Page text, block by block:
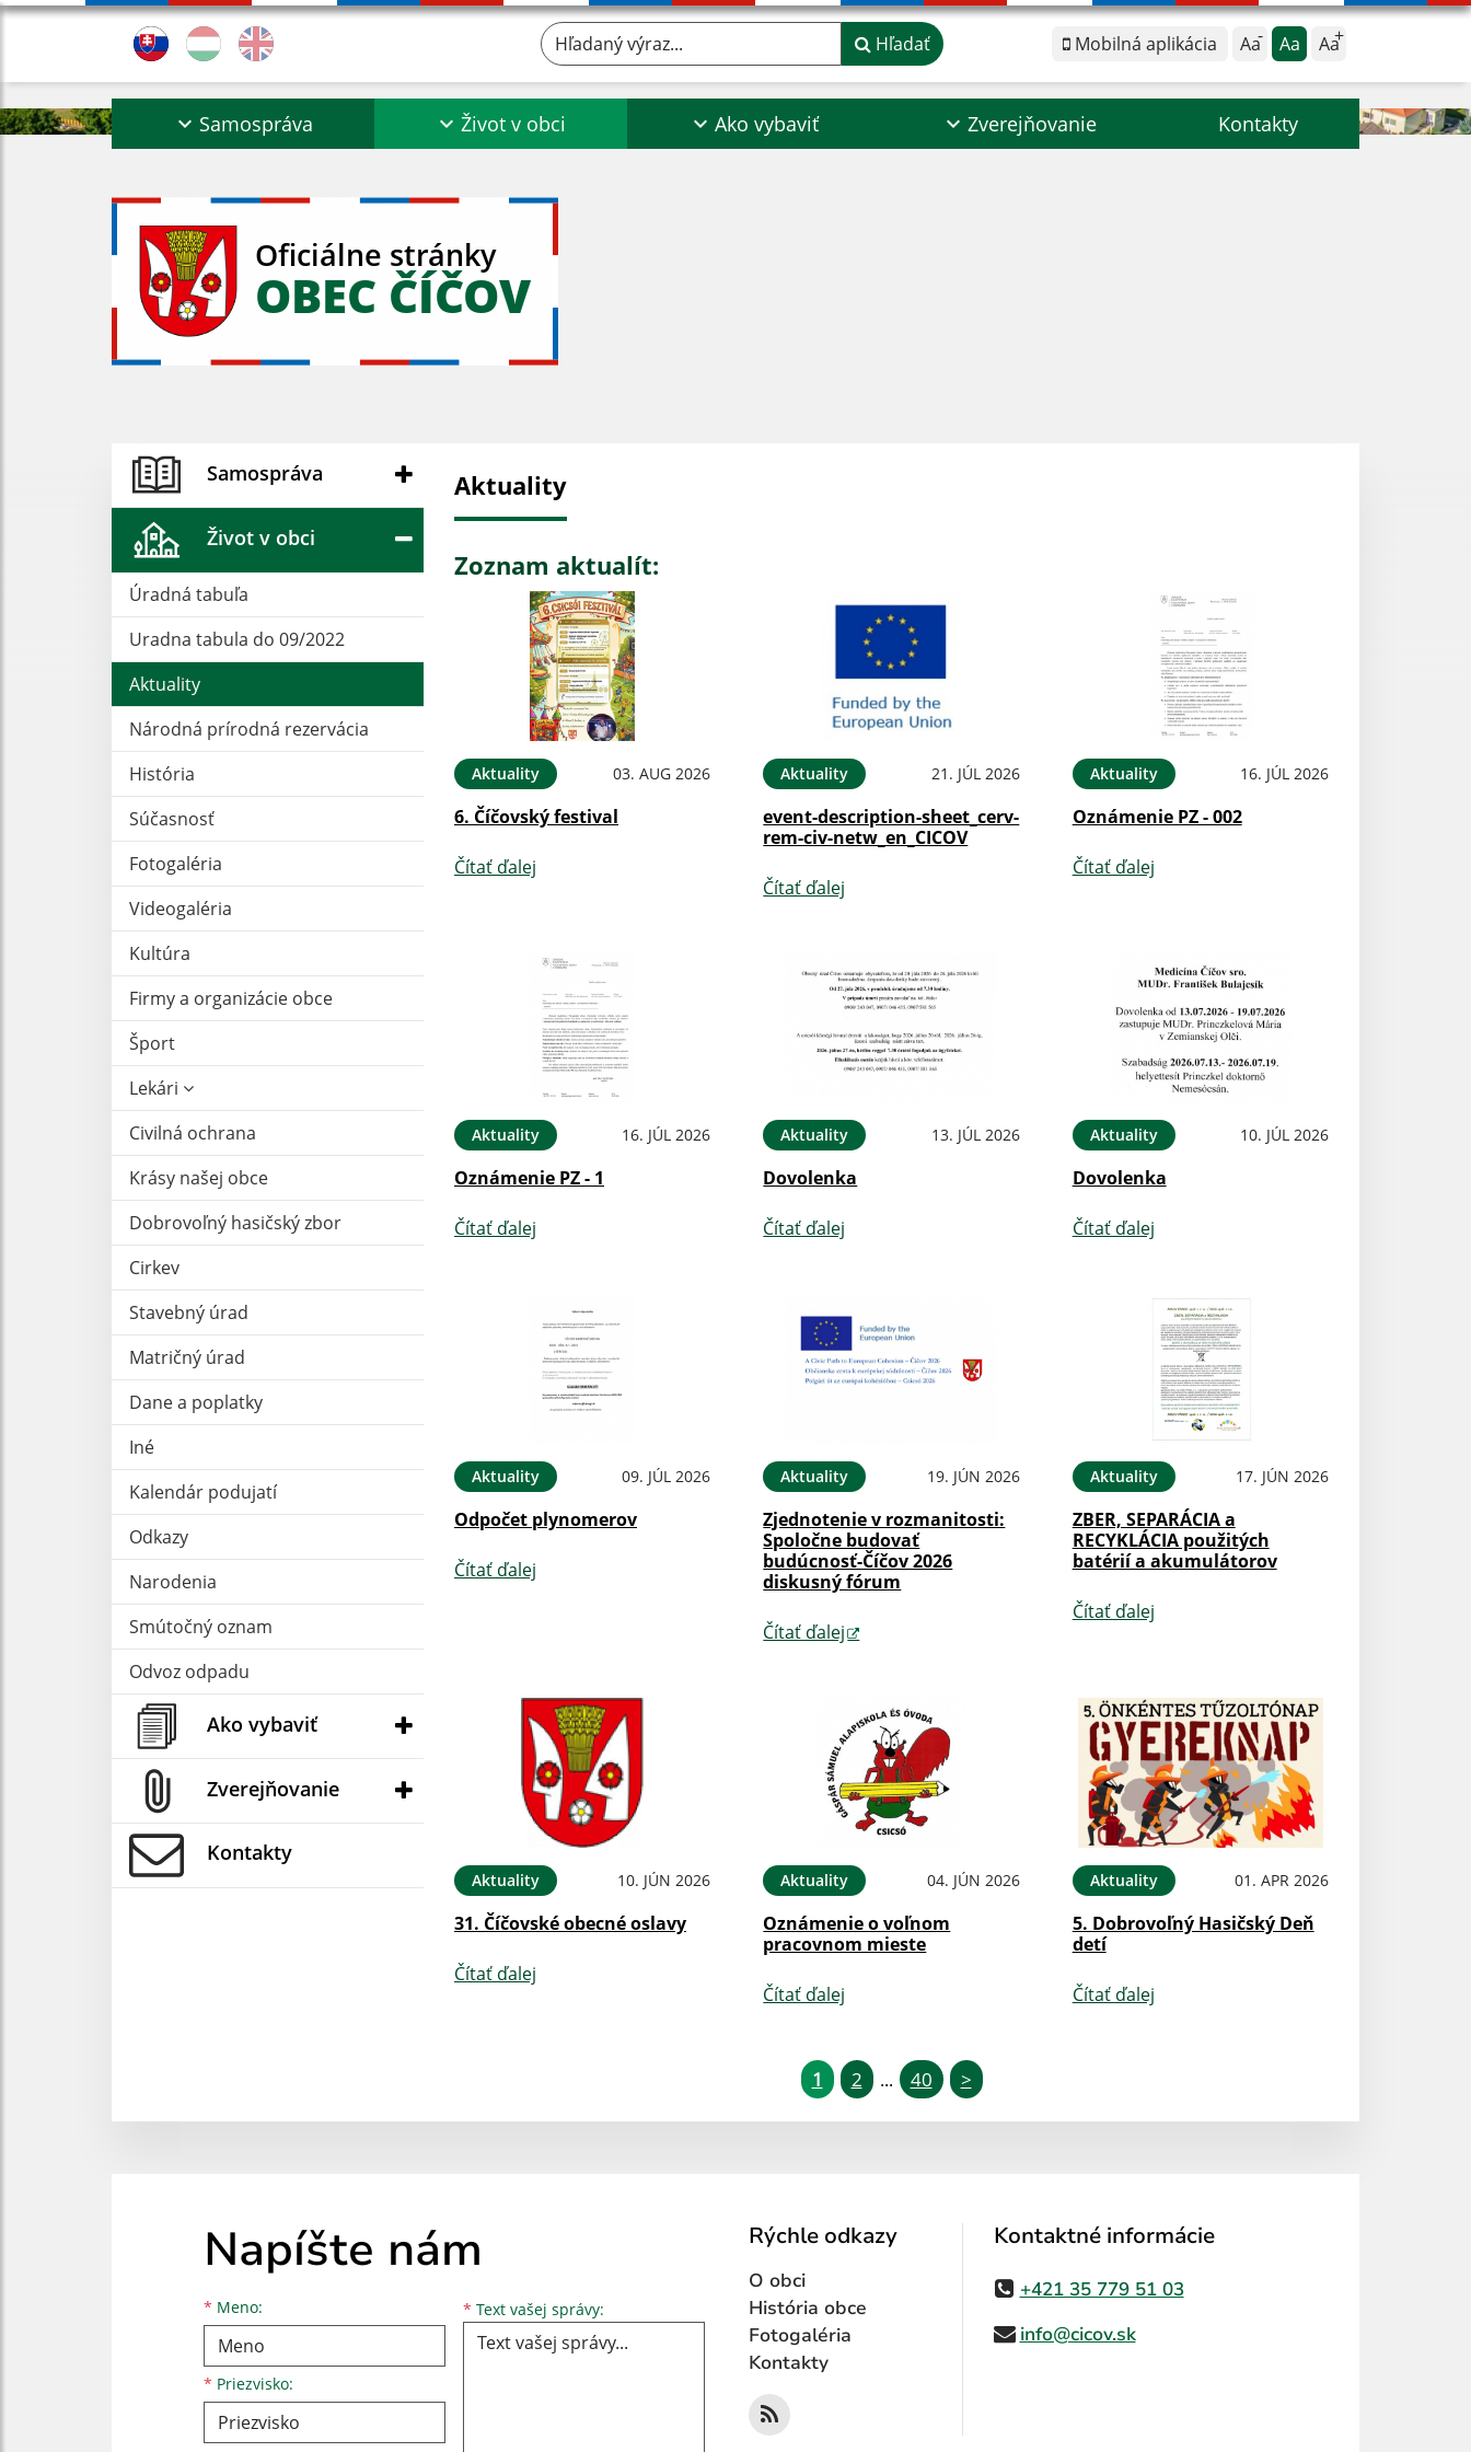
Mobilná aplikácia Aa Aa Aa
Hľadaný výraz... Hľadať
Samospráva Život v obci Ako vybaviť Zverejňovanie Kontakty
Oficiálne stránky
OBEC ČÍČOV
Samospráva
Život v obci
Úradná tabuľa
Uradna tabula do 09/2022
Aktuality
Národná prírodná rezervácia
História
Súčasnosť
Fotogaléria
Videogaléria
Kultúra
Firmy a organizácie obce
Šport
Lekári
Civilná ochrana
Krásy našej obce
Dobrovoľný hasičský zbor
Cirkev
Stavebný úrad
Matričný úrad
Dane a poplatky
Iné
Kalendár podujatí
Odkazy
Narodenia
Smútočný oznam
Odvoz odpadu
Ako vybaviť
Zverejňovanie
Kontakty
Aktuality
Zoznam aktualít:
Aktuality 03. AUG 2026
6. Číčovský festival
Čítať ďalej
Aktuality 21. JÚL 2026
event-description-sheet_cerv-
rem-civ-netw_en_CICOV
Čítať ďalej
Aktuality 16. JÚL 2026
Oznámenie PZ - 002
Čítať ďalej
Aktuality 16. JÚL 2026
Oznámenie PZ - 1
Čítať ďalej
Aktuality 13. JÚL 2026
Dovolenka
Čítať ďalej
Aktuality 10. JÚL 2026
Dovolenka
Čítať ďalej
Aktuality 09. JÚL 2026
Odpočet plynomerov
Čítať ďalej
Aktuality 19. JÚN 2026
Zjednotenie v rozmanitosti:
Spoločne budovať
budúcnosť-Číčov 2026
diskusný fórum
Čítať ďalej
Aktuality 17. JÚN 2026
ZBER, SEPARÁCIA a
RECYKLÁCIA použitých
batérií a akumulátorov
Čítať ďalej
Aktuality 10. JÚN 2026
31. Číčovské obecné oslavy
Čítať ďalej
Aktuality 04. JÚN 2026
Oznámenie o voľnom
pracovnom mieste
Čítať ďalej
Aktuality 01. APR 2026
5. Dobrovoľný Hasičský Deň
detí
Čítať ďalej
1 2 ... 40 >
Napíšte nám
* Meno:
Meno
* Priezvisko:
Priezvisko
E-mailová adresa * Text vašej správy: Text vašej správy...
Rýchle odkazy
O obci
História obce
Fotogaléria
Kontakty
Kontaktné informácie
+421 35 779 51 03
info@cicov.sk